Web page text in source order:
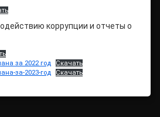
коррупции и отчеты о
за 2022 год
Скачать
за-2023-год
Скачать